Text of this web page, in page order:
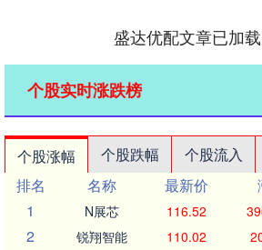
盛达优配文章已加
个股实时涨跌榜
个股涨幅 个股跌幅 个股流入
排名
名称 最新价
1
N展芯 116.52
2 锐翔智能 110.02